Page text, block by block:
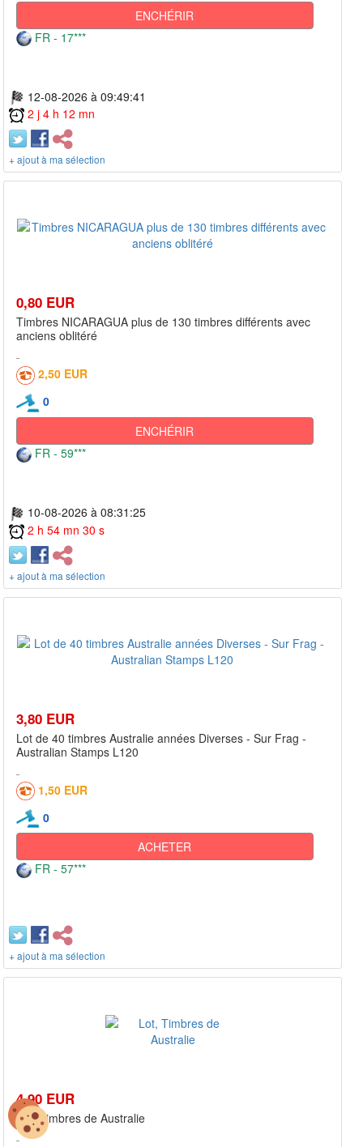
ENCHÉRIR
FR - 17***
12-08-2026 à 09:49:41
2 j 4 h 12 mn
+ ajout à ma sélection
0,80 EUR
Timbres NICARAGUA plus de 130 timbres différents avec
anciens oblitéré
2,50 EUR
0
ENCHÉRIR
FR - 59***
10-08-2026 à 08:31:25
2 h 54 mn 30 s
+ ajout à ma sélection
3,80 EUR
Lot de 40 timbres Australie années Diverses - Sur Frag -
Australian Stamps L120
1,50 EUR
0
ACHETER
FR - 57***
+ ajout à ma sélection
4,90 EUR
Lot, Timbres de Australie